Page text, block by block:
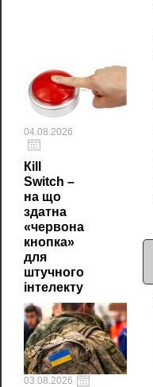
04.08.2026
Кill
Switch –
на що
здатна
«червона
кнопка»
для
штучного
інтелекту
03.08.2026